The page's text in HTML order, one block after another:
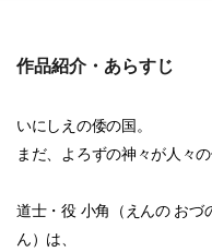
作品紹介・あらすじ
いにしえの倭の国。
まだ、よろずの神々が人々
道士・役 小角（えんの おづ
ん）は、